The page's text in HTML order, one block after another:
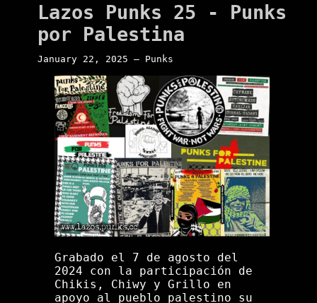
Lazos Punks 25 - Punks
por Palestina
January 22, 2025 — Punks
Grabado el 7 de agosto del
2024 con la participación de
Chikis, Chiwy y Grillo en
apoyo al pueblo palestino su